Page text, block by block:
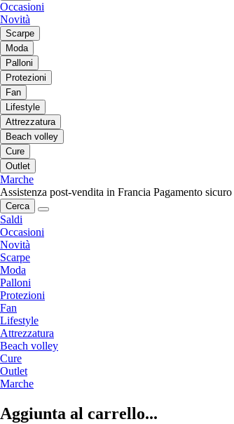
Occasioni
Novità
Scarpe
Moda
Palloni
Protezioni
Fan
Lifestyle
Attrezzatura
Beach volley
Cure
Outlet
Marche
Assistenza post-vendita in Francia Pagamento sicuro
Cerca
Saldi
Occasioni
Novità
Scarpe
Moda
Palloni
Protezioni
Fan
Lifestyle
Attrezzatura
Beach volley
Cure
Outlet
Marche
Aggiunta al carrello...